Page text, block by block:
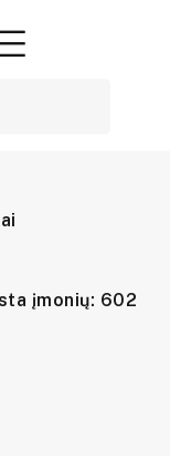
įmonių: 602